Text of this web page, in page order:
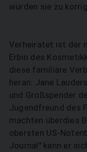
würden sie zu
Verheiratet ist der
Erbin des
diese familiäre
heran: Jane
und Großspender
Jugendfreund des
machten überdies
obersten US-
Journal" kann er